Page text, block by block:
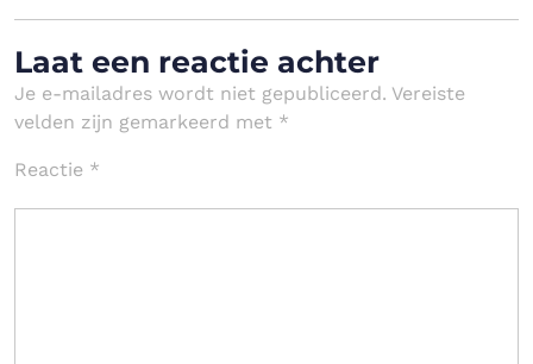
Laat een reactie achter
Je e-mailadres wordt niet gepubliceerd. Vereiste
velden zijn gemarkeerd met *
Reactie *